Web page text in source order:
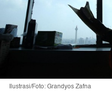
Ilustrasi/Foto: Grandyos Zafna